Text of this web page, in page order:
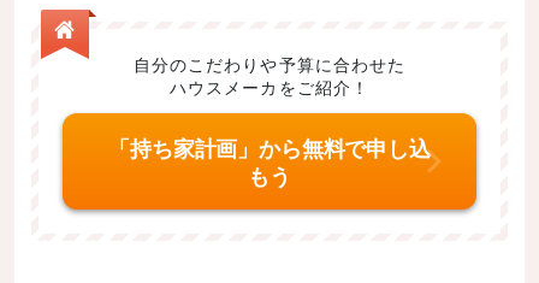
自分のこだわりや予算に合わせた
ハウスメーカをご紹介！
「持ち家計画」から無料で申し込
もう